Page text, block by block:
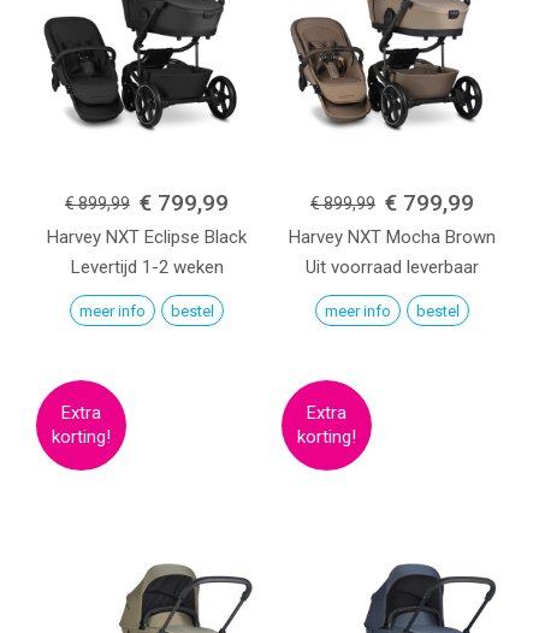
€ 899,99 € 799,99
Harvey NXT Eclipse Black
Levertijd 1-2 weken
meer info bestel
€ 899,99 € 799,99
Harvey NXT Mocha Brown
Uit voorraad leverbaar
meer info bestel